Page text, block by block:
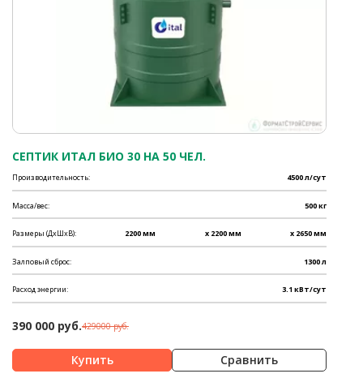
СЕПТИК ИТАЛ БИО 30 НА 50 ЧЕЛ.
Производительность: 4500 л/сут
Масса/вес: 500 кг
Размеры (ДхШхВ): 2200 мм x 2200 мм x 2650 мм
Залповый сброс: 1300 л
Расход энергии: 3.1 кВт/сут
390 000 руб.429000 руб.
Сравнить